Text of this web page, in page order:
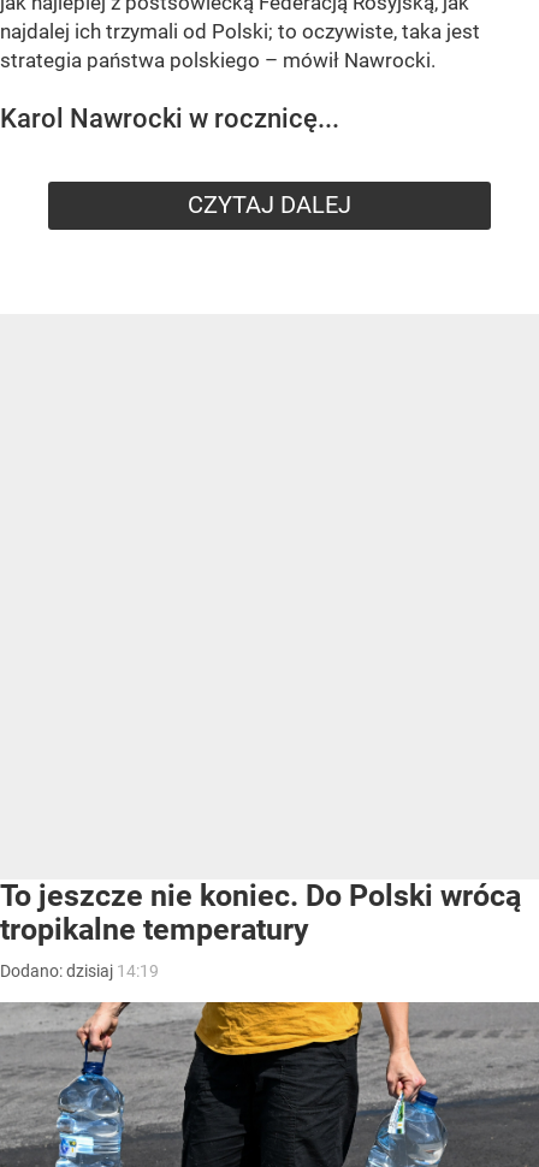
najdalej ich trzymali od Polski; to oczywiste, taka jest
strategia państwa polskiego – mówił Nawrocki.
Karol Nawrocki w rocznicę...
CZYTAJ DALEJ
To jeszcze nie koniec. Do Polski wrócą
tropikalne temperatury
Dodano:dzisiaj 14:19